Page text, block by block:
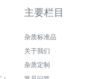
主要栏目
杂质标准品
关于我们
杂质定制